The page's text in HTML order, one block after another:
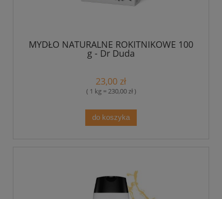
MYDŁO NATURALNE ROKITNIKOWE 100
g - Dr Duda
23,00 zł
( 1 kg = 230,00 zł )
do koszyka